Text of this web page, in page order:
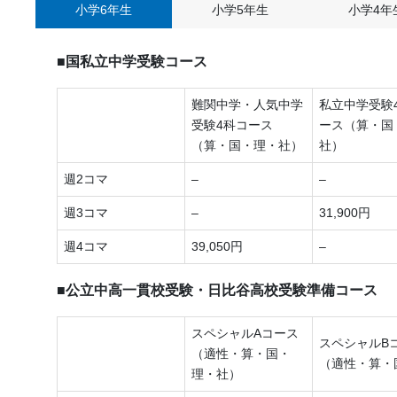
小学6年生 小学5年生 小学4年
■国私立中学受験コース
難関中学・人気中学
受験4科コース
（算・国・理・社）
私立中学受験
ース（算・国
社）
週2コマ – –
週3コマ – 31,900円
週4コマ 39,050円 –
■公立中高一貫校受験・日比谷高校受験準備コース
スペシャルAコース
（適性・算・国・
理・社）
スペシャルB
（適性・算